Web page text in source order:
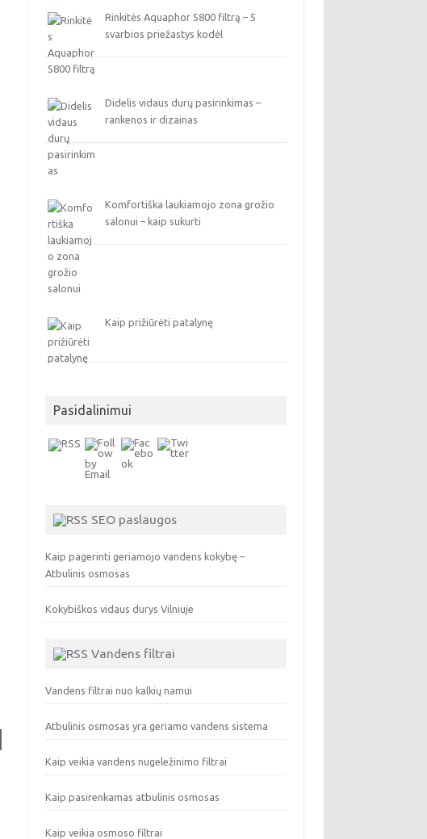
Rinkitės Aquaphor S800 filtrą – 5
svarbios priežastys kodėl
Didelis vidaus durų pasirinkimas –
rankenos ir dizainas
Komfortiška laukiamojo zona grožio
salonui – kaip sukurti
Kaip prižiūrėti patalynę
Pasidalinimui
SEO paslaugos
Kaip pagerinti geriamojo vandens kokybę –
Atbulinis osmosas
Kokybiškos vidaus durys Vilniuje
Vandens filtrai
Vandens filtrai nuo kalkių namui
Atbulinis osmosas yra geriamo vandens sistema
Kaip veikia vandens nugeležinimo filtrai
Kaip pasirenkamas atbulinis osmosas
Kaip veikia osmoso filtrai